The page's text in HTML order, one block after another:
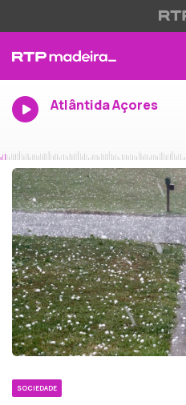
Atlântida Açores
SOCIEDADE